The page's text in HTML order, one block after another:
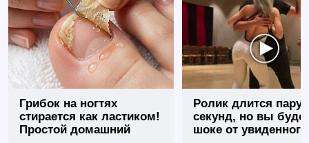
Грибок на ногтях
стирается как ластиком!
Простой домашний
Ролик длится пару
секунд, но вы
шоке от увиденного